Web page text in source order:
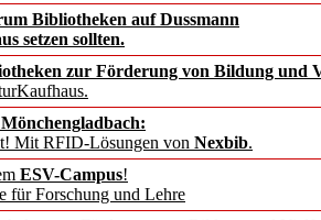
Bibliotheken auf Dussmann
setzen sollten.
zur Förderung von Bildung und
Mit RFID-Lösungen von Nexbib.
ESV-Campus!
für Forschung und Lehre
der
mit Dr.